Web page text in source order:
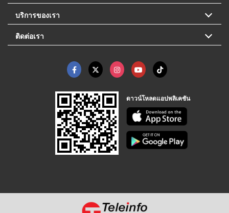
บริการของเรา
ติดต่อเรา
ดาวน์โหลดแอปพลิเคชัน